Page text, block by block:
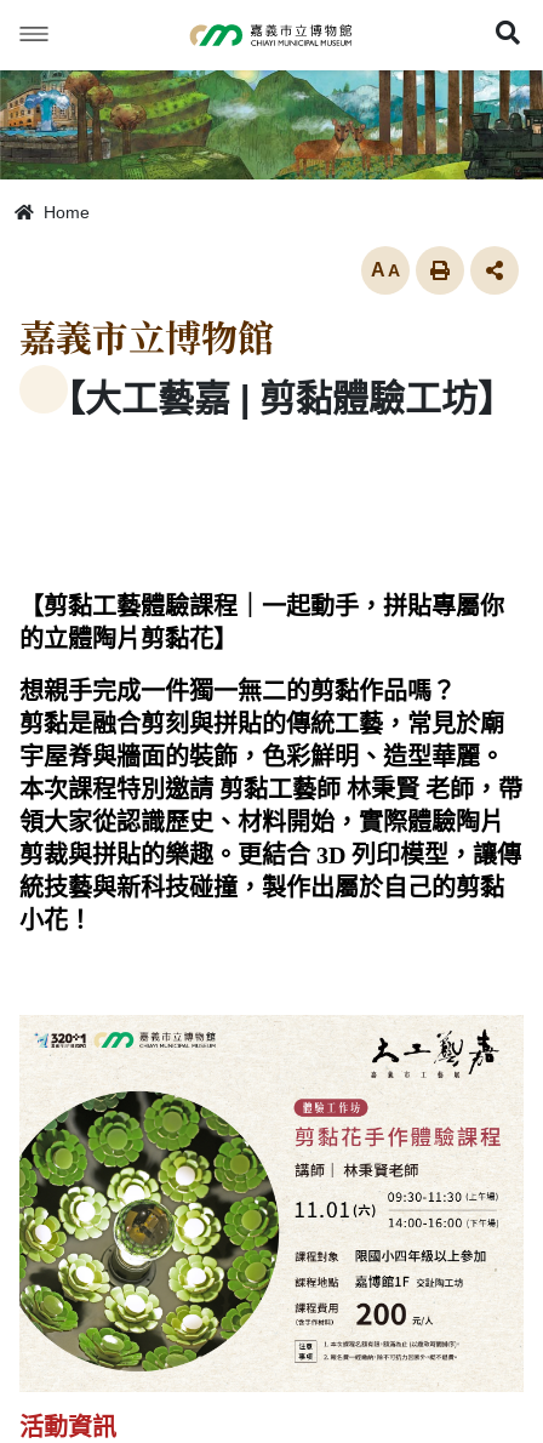
要
內
容
Home
放大
嘉義市立博物館
【大工藝嘉 | 剪黏體驗工坊】
【剪黏工藝體驗課程｜一起動手，拼貼專屬你
的立體陶片剪黏花】
想親手完成一件獨一無二的剪黏作品嗎？
剪黏是融合剪刻與拼貼的傳統工藝，常見於廟
宇屋脊與牆面的裝飾，色彩鮮明、造型華麗。
本次課程特別邀請 剪黏工藝師 林秉賢老師，帶
領大家從認識歷史、材料開始，實際體驗陶片
剪裁與拼貼的樂趣。更結合3D 列印模型 ，讓傳
統技藝與新科技碰撞，製作出屬於自己的剪黏
小花！
活動資訊